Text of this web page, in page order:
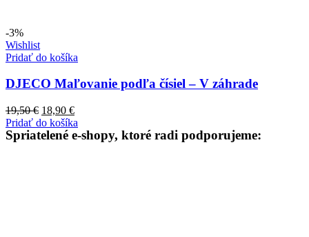
-3%
Wishlist
Pridať do košíka
DJECO Maľovanie podľa čísiel – V záhrade
19,50€ Pôvodná
cena
bola:
18,90 €Aktuálna
cena
je:
Pridať do košíka
Spriatelené e-shopy, ktoré radi podporujeme: